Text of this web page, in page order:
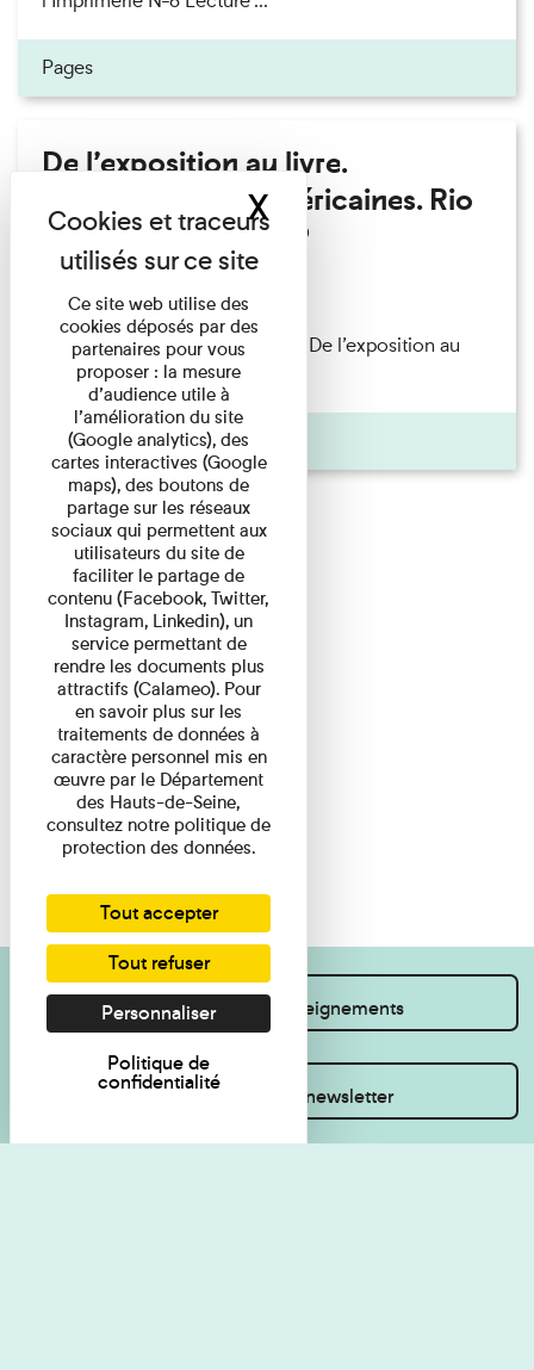
Pages
De l’exposition au livre.
Modernités sud-américaines. Rio
– Buenos Aires 1909
Lecture
Les Invités de l’Imprimerie n°8. De l’exposition au
livre. Modernités ...
Pages
Je souhaite des renseignements
Inscrivez-vous à la newsletter
Ce site web utilise des
cookies déposés par des
partenaires pour vous
proposer : la mesure
d’audience utile à
l’amélioration du site
(Google analytics), des
cartes interactives (Google
maps), des boutons de
partage sur les réseaux
sociaux qui permettent aux
utilisateurs du site de
faciliter le partage de
contenu (Facebook, Twitter,
Instagram, Linkedin), un
service permettant de
rendre les documents plus
attractifs (Calameo). Pour
en savoir plus sur les
traitements de données à
caractère personnel mis en
œuvre par le Département
des Hauts-de-Seine,
consultez notre politique de
protection des données.
Tout accepter
Tout refuser
Personnaliser
Politique de
confidentialité
XMasquer le